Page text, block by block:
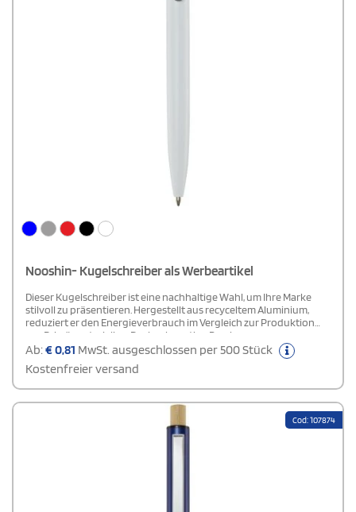
Nooshin- Kugelschreiber als Werbeartikel
Dieser Kugelschreiber ist eine nachhaltige Wahl, um Ihre Marke
stilvoll zu präsentieren. Hergestellt aus recyceltem Aluminium,
reduziert er den Energieverbrauch im Vergleich zur Produktion
aus Primärmaterialien. Der hochwertige Bambus-
Druckmechanismus verleiht dem Stift eine besondere,
umweltbewusste Note. Mit blauer Tinte, einer Schreibleistung von
800 Metern und einer Spitzenstärke von 1,00 mm kombiniert
dieser Kugelschreiber Funktionalität mit Stil. Ideal für
umweltbewusste Kunden, die Wert auf Nachhaltigkeit legen.
Ab:€0,81 MwSt. ausgeschlossen per 500 Stück
Kostenfreier versand
Cod: 107874